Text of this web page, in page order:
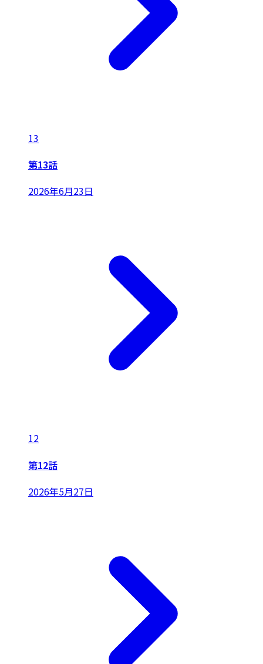
13
第13話
2026年6月23日
12
第12話
2026年5月27日